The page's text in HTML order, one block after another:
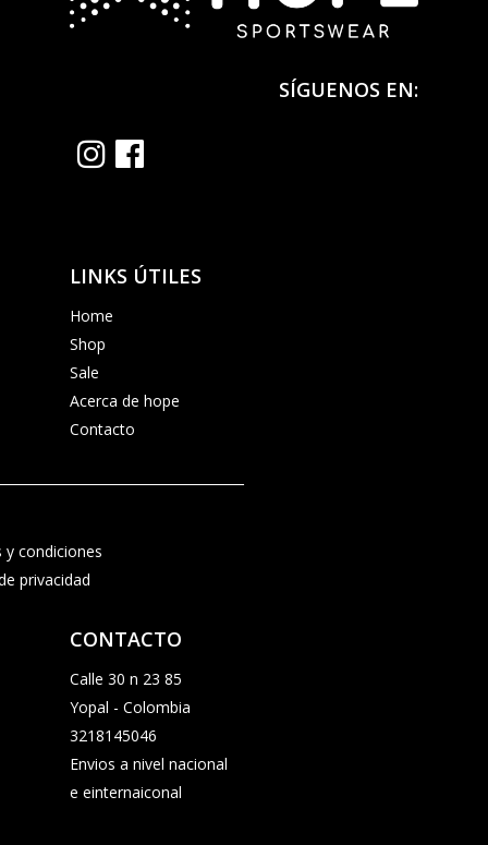
SÍGUENOS EN:
LINKS ÚTILES
Home
Shop
Sale
Acerca de hope
Contacto
y condiciones
privacidad
CONTACTO
Calle 30 n 23 85
Yopal - Colombia
3218145046
Envios a nivel nacional
e einternaiconal